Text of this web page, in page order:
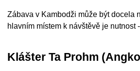
Zábava v Kambodži může být docela
hlavním místem k návštěvě je nutnost
Klášter Ta Prohm